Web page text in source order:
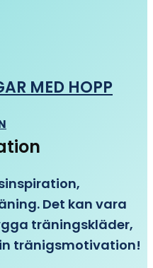
MED HOPP
Det kan vara
träningskläder,
tränigsmotivation!